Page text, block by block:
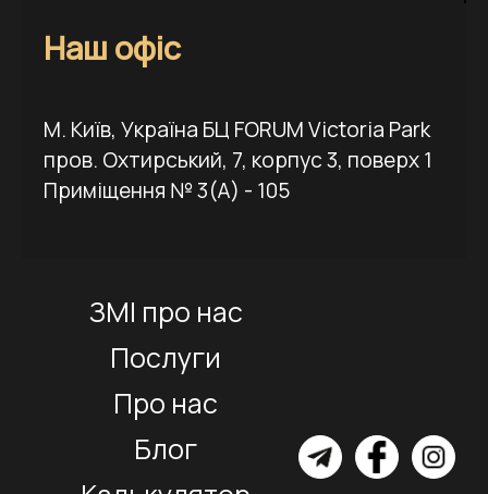
Наш офіс
М. Київ, Україна БЦ FORUM Victoria Park
пров. Охтирський, 7, корпус 3, поверх 1
Приміщення № 3(А) - 105
ЗМІ про нас
Послуги
Про нас
Блог